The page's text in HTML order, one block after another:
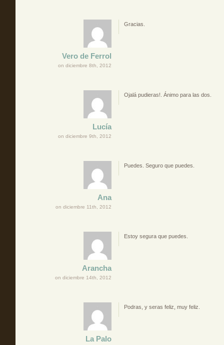
Vero de Ferrol
on diciembre 8th, 2012
Gracias.
Lucía
on diciembre 9th, 2012
Ojalá pudieras!. Ánimo para las dos.
Ana
on diciembre 11th, 2012
Puedes. Seguro que puedes.
Arancha
on diciembre 14th, 2012
Estoy segura que puedes.
La Palo
Podras, y seras feliz, muy feliz.